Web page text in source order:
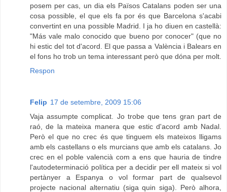
posem per cas, un dia els Països Catalans poden ser una
cosa possible, el que els fa por és que Barcelona s'acabi
convertint en una possible Madrid. I ja ho diuen en castellà:
"Más vale malo conocido que bueno por conocer" (que no
hi estic del tot d'acord. El que passa a València i Balears en
el fons ho trob un tema interessant però que dóna per molt.
Respon
Felip 17 de setembre, 2009 15:06
Vaja assumpte complicat. Jo trobe que tens gran part de
raó, de la mateixa manera que estic d'acord amb Nadal.
Però el que no crec és que tinguem els mateixos lligams
amb els castellans o els murcians que amb els catalans. Jo
crec en el poble valencià com a ens que hauria de tindre
l'autodeterminació política per a decidir per ell mateix si vol
pertànyer a Espanya o vol formar part de qualsevol
projecte nacional alternatiu (siga quin siga). Però alhora,